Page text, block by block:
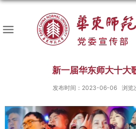
新一届华东师大十大
发布时间：2023-06-06 浏览